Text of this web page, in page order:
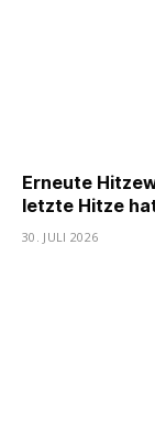
Erneute
letzte Hitze
30. JULI 2026